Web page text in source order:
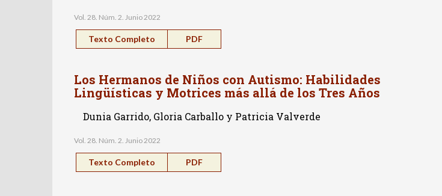
Vol. 28. Núm. 2. Junio 2022
Texto Completo PDF
Los Hermanos de Niños con Autismo: Habilidades
Lingüísticas y Motrices más allá de los Tres Años
Dunia Garrido, Gloria Carballo y Patricia Valverde
Vol. 28. Núm. 2. Junio 2022
Texto Completo PDF